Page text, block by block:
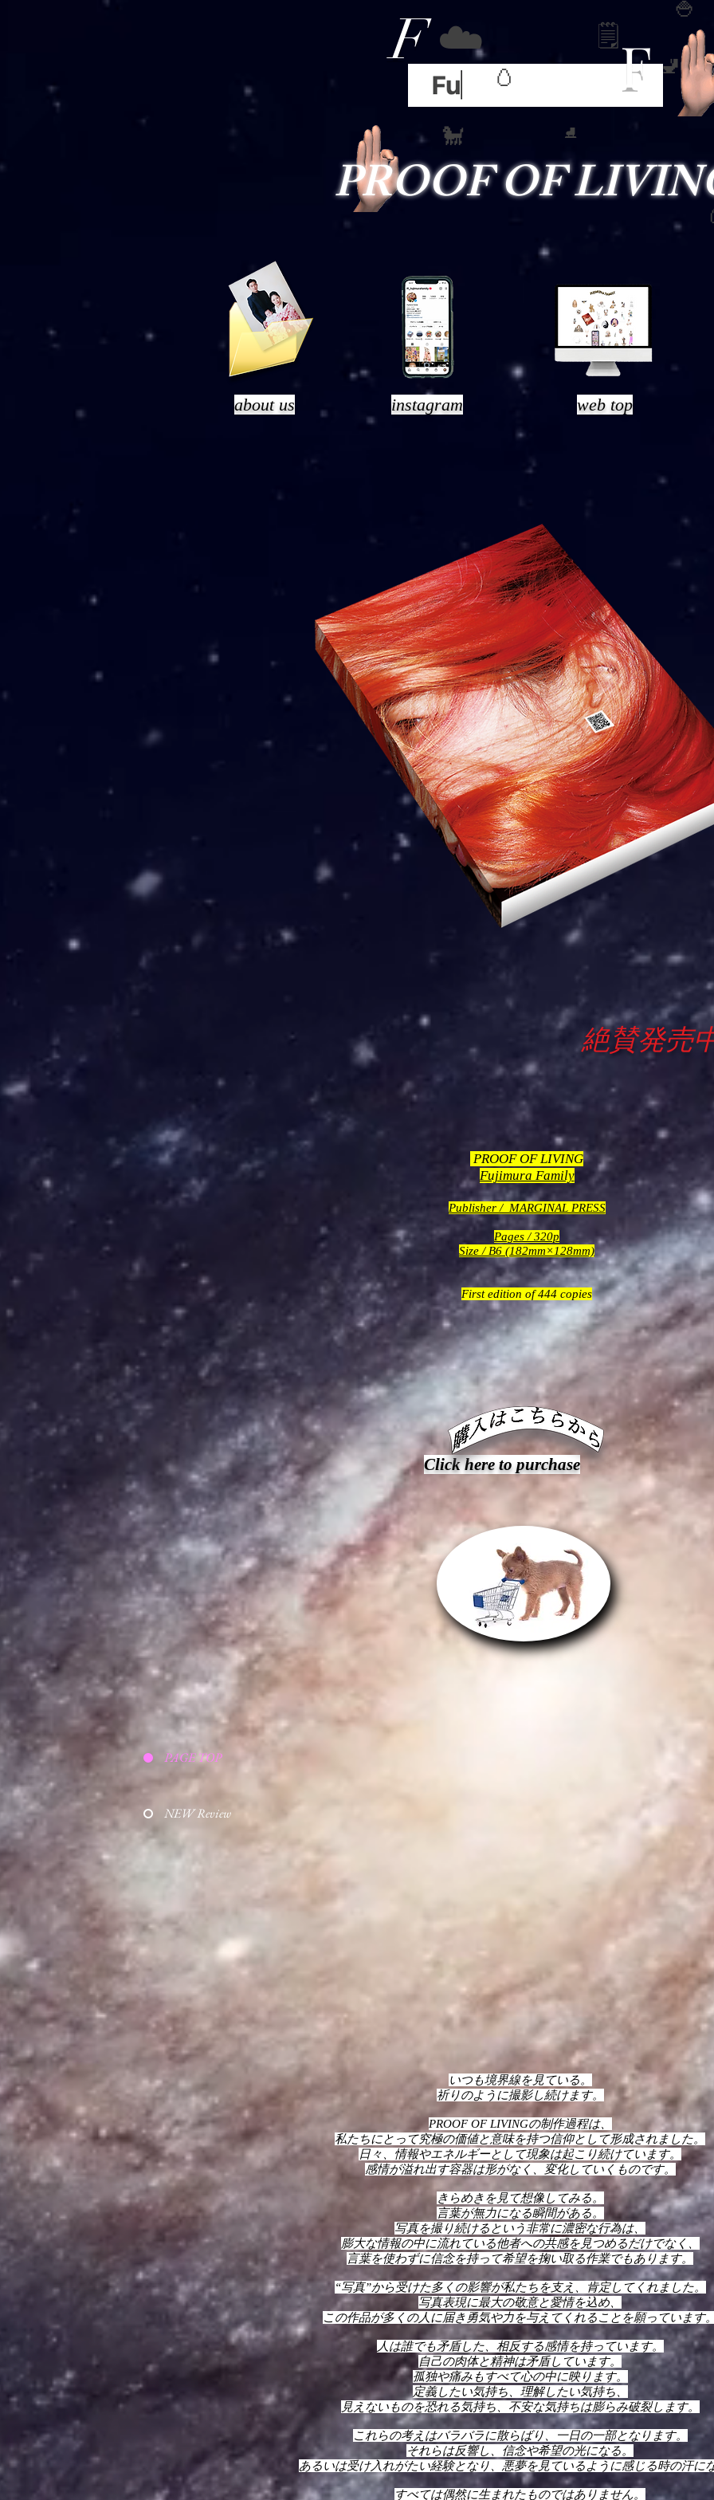
PAGE TOP
NEW Review
F ☁️
🥚
​🍚
​🗒
🚽
F
​🐩 ⛸
​PROOF OF
about us instagram web top
絶賛発売
PROOF OF LIVING
Fujimura Family
Publisher / MARGINAL PRESS
Pages / 320p
​Size / B6 (182mm×128mm)
First edition of 444 copies
Click here to purchase
いつも境界線を見ている。
祈りのように撮影し続けます。
PROOF OF LIVINGの制作過程は、
私たちにとって究極の価値と意味を持つ信仰として形成されました。
日々、情報やエネルギーとして現象は起こり続けています。
感情が溢れ出す容器は形がなく、変化していくものです。
きらめきを見て想像してみる。
言葉が無力になる瞬間がある。
写真を撮り続けるという非常に濃密な行為は、
膨大な情報の中に流れている他者への共感を見つめるだけでなく、
言葉を使わずに信念を持って希望を掬い取る作業でもあります。
“写真”から受けた多くの影響が私たちを支え、肯定してくれました。
写真表現に最大の敬意と愛情を込め、
この作品が多くの人に届き勇気や力を与えてくれることを願っています
人は誰でも矛盾した、相反する感情を持っています。
自己の肉体と精神は矛盾しています。
孤独や痛みもすべて心の中に映ります。
定義したい気持ち、理解したい気持ち、
見えないものを恐れる気持ち、不安な気持ちは膨らみ破裂します。
これらの考えはバラバラに散らばり、一日の一部となります。
それらは反響し、信念や希望の光になる。
あるいは受け入れがたい経験となり、悪夢を見ているように感じる時の汗に
すべては偶然に生まれたものではありません。